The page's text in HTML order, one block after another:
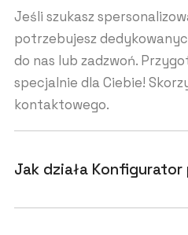
Jeśli szukasz
potrzebujesz
do nas lub zadzwoń.
specjalnie dla Ciebie!
kontaktowego.
Jak działa